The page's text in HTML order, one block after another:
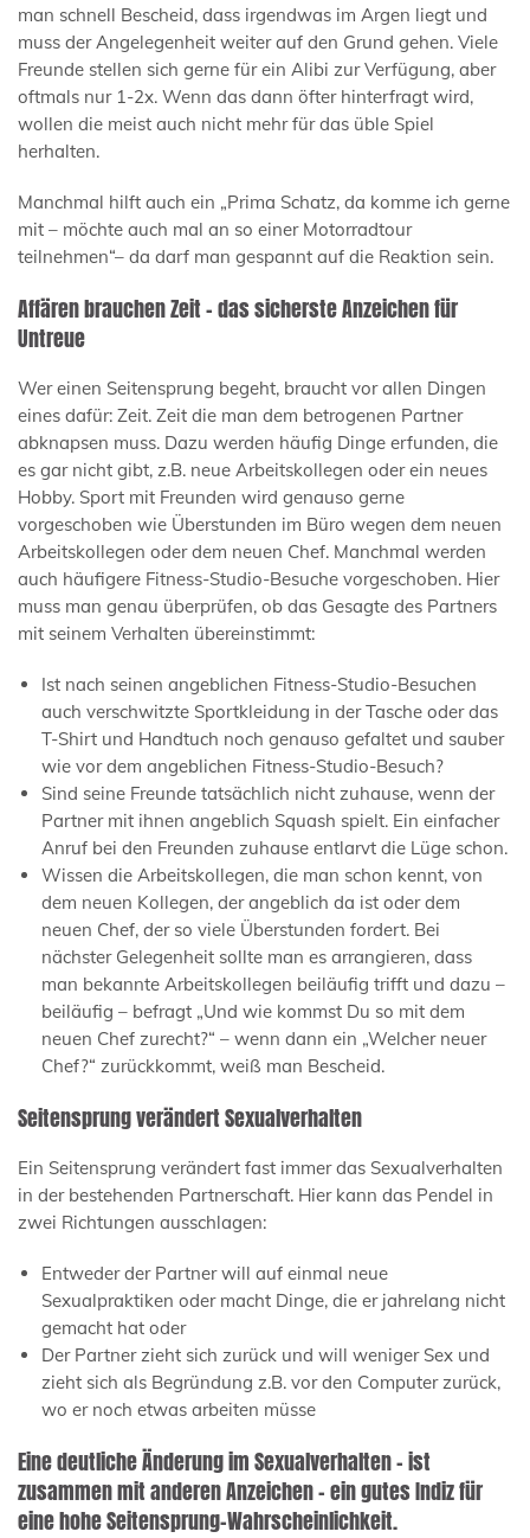
man schnell Bescheid, dass irgendwas im Argen liegt und
muss der Angelegenheit weiter auf den Grund gehen. Viele
Freunde stellen sich gerne für ein Alibi zur Verfügung, aber
oftmals nur 1-2x. Wenn das dann öfter hinterfragt wird,
wollen die meist auch nicht mehr für das üble Spiel
herhalten.
Manchmal hilft auch ein „Prima Schatz, da komme ich gerne
mit – möchte auch mal an so einer Motorradtour
teilnehmen“– da darf man gespannt auf die Reaktion sein.
Affären brauchen Zeit – das sicherste Anzeichen für
Untreue
Wer einen Seitensprung begeht, braucht vor allen Dingen
eines dafür: Zeit. Zeit die man dem betrogenen Partner
abknapsen muss. Dazu werden häufig Dinge erfunden, die
es gar nicht gibt, z.B. neue Arbeitskollegen oder ein neues
Hobby. Sport mit Freunden wird genauso gerne
vorgeschoben wie Überstunden im Büro wegen dem neuen
Arbeitskollegen oder dem neuen Chef. Manchmal werden
auch häufigere Fitness-Studio-Besuche vorgeschoben. Hier
muss man genau überprüfen, ob das Gesagte des Partners
mit seinem Verhalten übereinstimmt:
Ist nach seinen angeblichen Fitness-Studio-Besuchen
auch verschwitzte Sportkleidung in der Tasche oder das
T-Shirt und Handtuch noch genauso gefaltet und sauber
wie vor dem angeblichen Fitness-Studio-Besuch?
Sind seine Freunde tatsächlich nicht zuhause, wenn der
Partner mit ihnen angeblich Squash spielt. Ein einfacher
Anruf bei den Freunden zuhause entlarvt die Lüge schon.
Wissen die Arbeitskollegen, die man schon kennt, von
dem neuen Kollegen, der angeblich da ist oder dem
neuen Chef, der so viele Überstunden fordert. Bei
nächster Gelegenheit sollte man es arrangieren, dass
man bekannte Arbeitskollegen beiläufig trifft und dazu –
beiläufig – befragt „Und wie kommst Du so mit dem
neuen Chef zurecht?“ – wenn dann ein „Welcher neuer
Chef?“ zurückkommt, weiß man Bescheid.
Seitensprung verändert Sexualverhalten
Ein Seitensprung verändert fast immer das Sexualverhalten
in der bestehenden Partnerschaft. Hier kann das Pendel in
zwei Richtungen ausschlagen:
Entweder der Partner will auf einmal neue
Sexualpraktiken oder macht Dinge, die er jahrelang nicht
gemacht hat oder
Der Partner zieht sich zurück und will weniger Sex und
zieht sich als Begründung z.B. vor den Computer zurück,
wo er noch etwas arbeiten müsse
Eine deutliche Änderung im Sexualverhalten – ist
zusammen mit anderen Anzeichen – ein gutes Indiz für
eine hohe Seitensprung-Wahrscheinlichkeit.